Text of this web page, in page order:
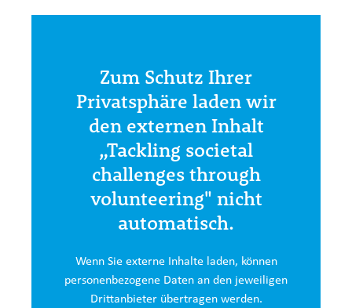
Zum Schutz Ihrer
Privatsphäre laden wir
den externen Inhalt
„Tackling societal
challenges through
volunteering" nicht
automatisch.
Wenn Sie externe Inhalte laden, können
personenbezogene Daten an den jeweiligen
Drittanbieter übertragen werden.